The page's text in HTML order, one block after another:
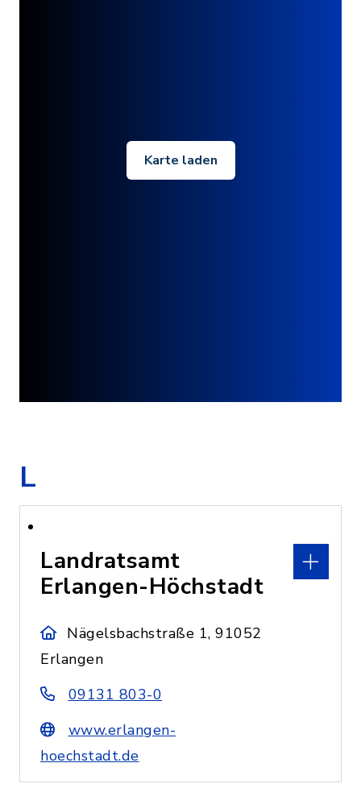
Karte laden
L
Landratsamt
Erlangen-Höchstadt
Nägelsbachstraße 1, 91052
Erlangen
09131 803-0
www.erlangen-
hoechstadt.de